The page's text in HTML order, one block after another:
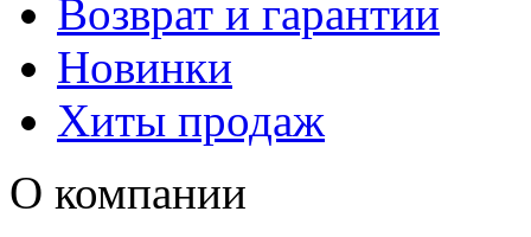
Возврат и гарантии
Новинки
Хиты продаж
О компании